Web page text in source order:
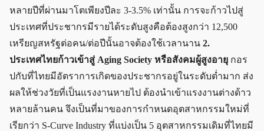
หลายปีที่ผ่านมาโตเพียงปีละ 3-3.5% เท่านั้น การจะก้าวไปสู่
ประเทศที่ประชากรมีรายได้ระดับสูงคือต้องสูงกว่า 12,500
เหรียญสหรัฐต่อคน/ต่อปีนั้นอาจต้องใช้เวลานาน 2.
ประเทศไทยก้าวเข้าสู่ Aging Society หรือสังคมผู้สูงอายุ กอร
ปกับที่ไทยมีอัตราการเกิดของประชากรอยู่ในระดับต่ำมาก ส่ง
ผลให้ช่วงวัยที่เป็นแรงงานหายไป ต้องนำเข้าแรงงานต่างด้าว
หลายล้านคน จึงเป็นที่มาของการกำหนดอุตสาหกรรมใหม่ที่
เรียกว่า S-Curve Industry ที่แบ่งเป็น 5 อุตสาหกรรมเดิมที่ไทยมี